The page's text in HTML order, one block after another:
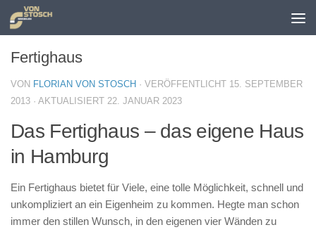
Zum Inhalt springen
Fertighaus
VON FLORIAN VON STOSCH · VERÖFFENTLICHT 15. SEPTEMBER
2013 · AKTUALISIERT 22. JANUAR 2023
Das Fertighaus – das eigene Haus
in Hamburg
Ein Fertighaus bietet für Viele, eine tolle Möglichkeit, schnell und
unkompliziert an ein Eigenheim zu kommen. Hegte man schon
immer den stillen Wunsch, in den eigenen vier Wänden zu